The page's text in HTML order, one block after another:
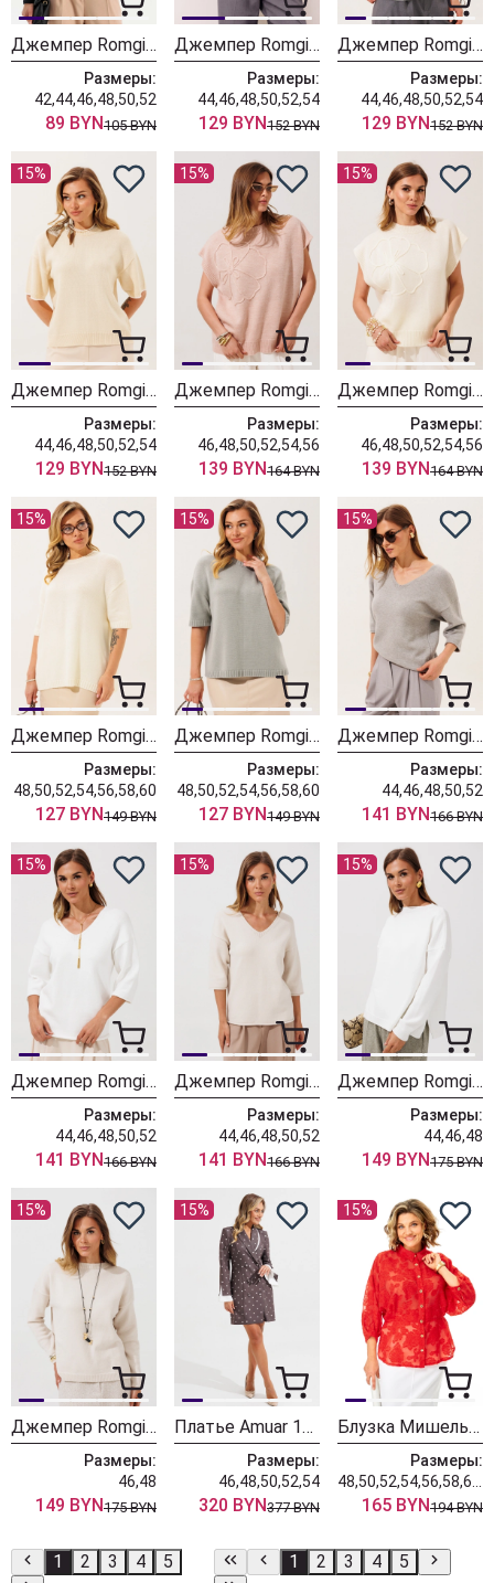
Джемпер Romgil РП0205-ХЛ5 черный
Размеры:
42,44,46,48,50,52
89 BYN105 BYN
Джемпер Romgil РВ0562-ХЛ5 белый + серый
Размеры:
44,46,48,50,52,54
129 BYN152 BYN
Джемпер Romgil РВ0562-ХЛ5 серый + белый
Размеры:
44,46,48,50,52,54
129 BYN152 BYN
15%
Джемпер Romgil РВ0562-ХЛ5 молочный + белый
Размеры:
44,46,48,50,52,54
129 BYN152 BYN
15%
Джемпер Romgil РВ0466-ШЕ5 светлый опаловый
Размеры:
46,48,50,52,54,56
139 BYN164 BYN
15%
Джемпер Romgil РВ0466-ШЕ5 молочный
Размеры:
46,48,50,52,54,56
139 BYN164 BYN
15%
Джемпер Romgil РВ0465-ШЕ5 молочный
Размеры:
48,50,52,54,56,58,60
127 BYN149 BYN
15%
Джемпер Romgil РВ0465-ШЕ5 водопад
Размеры:
48,50,52,54,56,58,60
127 BYN149 BYN
15%
Джемпер Romgil РВ0464-ВИ5 серый меланж
Размеры:
44,46,48,50,52
141 BYN166 BYN
15%
Джемпер Romgil РВ0464-ВИ5 молочный
Размеры:
44,46,48,50,52
141 BYN166 BYN
15%
Джемпер Romgil РВ0464-ВИ5 ванильный
Размеры:
44,46,48,50,52
141 BYN166 BYN
15%
Джемпер Romgil РВ0435-ВИ5 молочный
Размеры:
44,46,48
149 BYN175 BYN
15%
Джемпер Romgil РВ0435-ВИ5 ванильный
Размеры:
46,48
149 BYN175 BYN
15%
Платье Amuar 1136
Размеры:
46,48,50,52,54
320 BYN377 BYN
15%
Блузка Мишель Шик 802 красный
Размеры:
165 BYN194 BYN
1 2 3 4 5 1 2 3 4 5